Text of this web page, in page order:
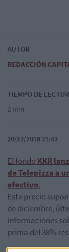
AUTOR
REDACCIÓN
TIEMPO DE
2 min
20/12/2018 21:43
El fondo KKR
de Telepizza a
efectivo.
Este precio
de diciembre,
informaciones
prima del 38%